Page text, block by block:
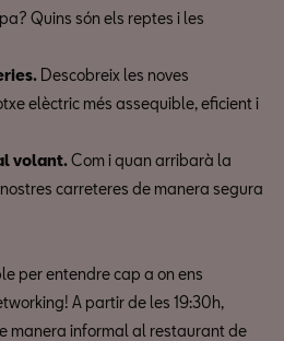
Quins són els reptes i les
Descobreix les noves
elèctric més assequible, eficient i
volant.Com i quan arribarà la
carreteres de manera segura
per entendre cap a on ens
A partir de les 19:30h,
manera informal al restaurant de